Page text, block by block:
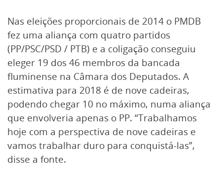
Nas eleições proporcionais de 2014 o PMDB
fez uma aliança com quatro partidos
(PP/PSC/PSD / PTB) e a coligação conseguiu
eleger 19 dos 46 membros da bancada
fluminense na Câmara dos Deputados. A
estimativa para 2018 é de nove cadeiras,
podendo chegar 10 no máximo, numa aliança
que envolveria apenas o PP. “Trabalhamos
hoje com a perspectiva de nove cadeiras e
vamos trabalhar duro para conquistá-las”,
disse a fonte.